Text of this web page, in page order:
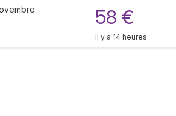
58 €
il y a 14 heures